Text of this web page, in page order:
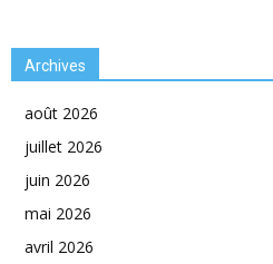
Archives
août 2026
juillet 2026
juin 2026
mai 2026
avril 2026